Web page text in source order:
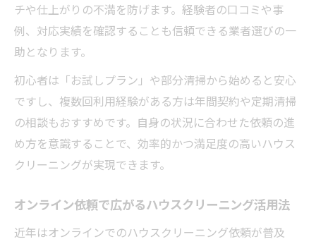
チや仕上がりの不満を防げます。経験者の口コミや事
例、対応実績を確認することも信頼できる業者選びの一
助となります。
初心者は「お試しプラン」や部分清掃から始めると安心
ですし、複数回利用経験がある方は年間契約や定期清掃
の相談もおすすめです。自身の状況に合わせた依頼の進
め方を意識することで、効率的かつ満足度の高いハウス
クリーニングが実現できます。
オンライン依頼で広がるハウスクリーニング活用法
近年はオンラインでのハウスクリーニング依頼が普及